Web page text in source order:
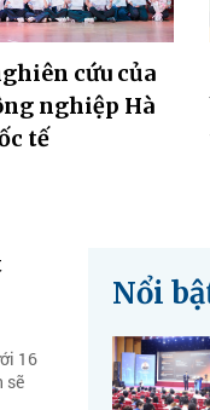
cứu của
nghiệp Hà
tế
16
sẽ
Nổi